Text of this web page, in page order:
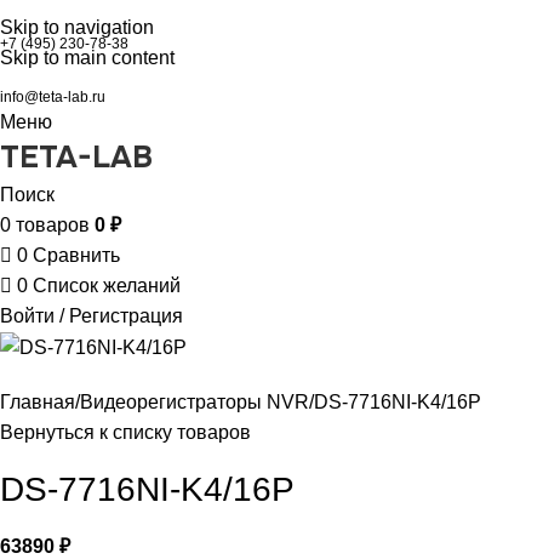
Skip to navigation
Skip to main content
+7 (495) 230-78-38
info@teta-lab.ru
Меню
TETA-LAB
Поиск
0 товаров 0 ₽
0 Сравнить
0 Список желаний
Войти / Регистрация
Главная Видеорегистраторы NVR DS-7716NI-K4/16P
Вернуться к списку товаров
DS-7716NI-K4/16P
63890 ₽